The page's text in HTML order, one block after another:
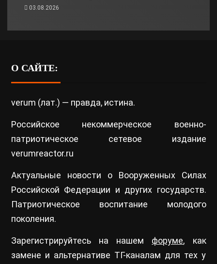
03.08.2026
О САЙТЕ:
verum (лат.) — правда, истина.
Российское некоммерческое военно-
патриотическое сетевое издание
verumreactor.ru
Актуальные новости о Вооруженных Силах
Российской Федерации и других государств.
Патриотическое воспитание молодого
поколения.
Зарегистрируйтесь на нашем форуме, как
замене и альтернативе ТГ-каналам для тех у